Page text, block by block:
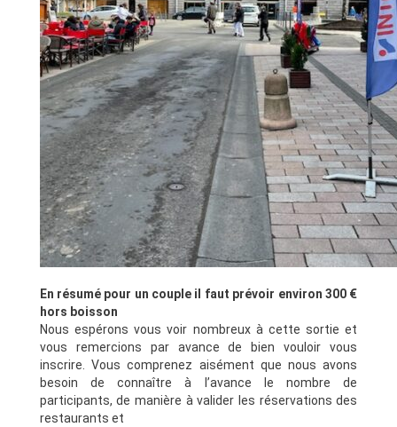
En résumé pour un couple il faut prévoir environ 300 €
hors boisson
Nous espérons vous voir nombreux à cette sortie et
vous remercions par avance de bien vouloir vous
inscrire. Vous comprenez aisément que nous avons
besoin de connaître à l’avance le nombre de
participants, de manière à valider les réservations des
restaurants et